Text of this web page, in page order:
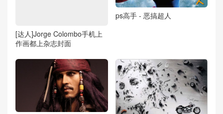
[达人]Jorge Colombo手机上
作画都上杂志封面
ps高手 - 恶搞超人